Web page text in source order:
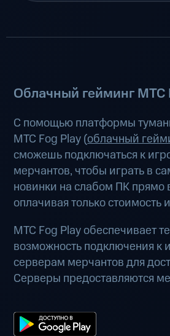
Облачный гейминг МТС
С помощью платформы
МТС Fog Play (облачный
сможешь подключаться к
мерчантов, чтобы играть в
новинки на слабом ПК прямо
оплачивая только стоимость
МТС Fog Play обеспечивает
возможность подключения к
серверам мерчантов для
Серверы предоставляются